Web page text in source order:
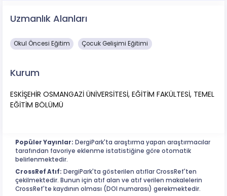
Uzmanlık Alanları
Okul Öncesi Eğitim Çocuk Gelişimi Eğitimi
Kurum
ESKİŞEHİR OSMANGAZİ ÜNİVERSİTESİ, EĞİTİM FAKÜLTESİ, TEMEL
EĞİTİM BÖLÜMÜ
Popüler Yayınlar: DergiPark'ta araştırma yapan araştırmacılar
tarafından favoriye eklenme istatistiğine göre otomatik
belirlenmektedir.
CrossRef Atıf: DergiPark'ta gösterilen atıflar CrossRef'ten
çekilmektedir. Bunun için atıf alan ve atıf verilen makalelerin
CrossRef'te kaydının olması (DOI numarası) gerekmektedir.